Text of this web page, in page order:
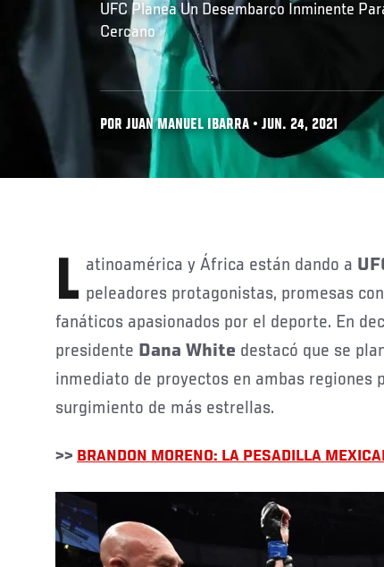
UFC Planea Un Desembarco Inminente
Cercano
POR JUAN MANUEL IBARRA • JUN. 24, 2021
Latinoamérica y África están dando a
peleadores protagonistas, promesas
fanáticos apasionados por el deporte. En
presidente Dana White destacó que se
inmediato de proyectos en ambas regiones
surgimiento de más estrellas.
>> BRANDON MORENO: LA PESADILLA